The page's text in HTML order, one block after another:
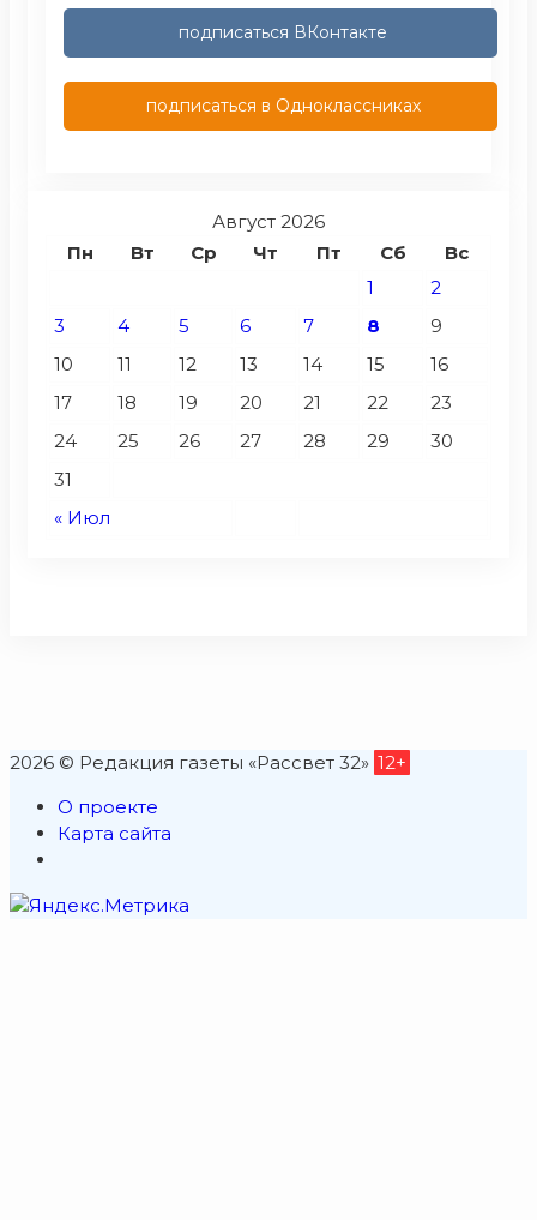
подписаться ВКонтакте
подписаться в Одноклассниках
Август 2026
Пн
Вт Ср Чт Пт Сб Вс
« Июл
1
2
3
4 5 6 7 8
9
10
11 12 13 14 15
16
17
18 19 20 21 22
23
24
25 26 27 28 29
30
31
2026 © Редакция газеты «Рассвет 32» 12+
О проекте
Карта сайта